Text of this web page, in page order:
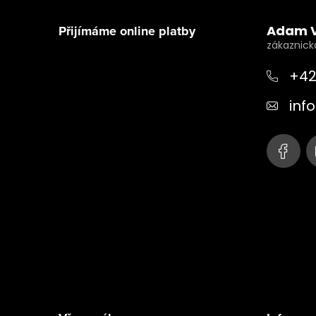
Přijímáme online platby Adam
info